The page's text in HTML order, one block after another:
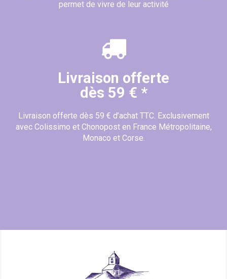
permet de vivre de leur activité
Livraison offerte
dès 59 € *
Livraison offerte dès 59 € d’achat TTC. Exclusivement
avec Colissimo et Chonopost en France Métropolitaine,
Monaco et Corse.